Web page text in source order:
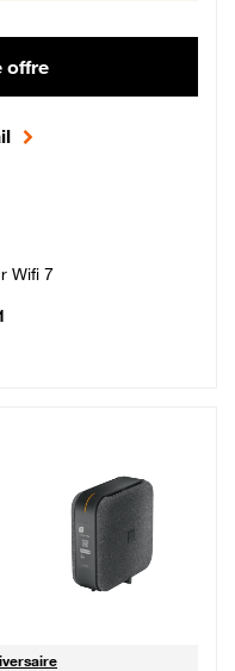
offre
Wifi 7
€ par mois, Sans engagement